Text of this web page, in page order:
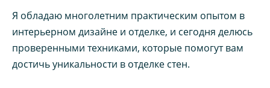
Я обладаю многолетним практическим опытом в
интерьерном дизайне и отделке, и сегодня делюсь
проверенными техниками, которые помогут вам
достичь уникальности в отделке стен.